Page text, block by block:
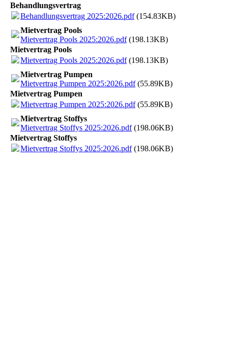
Behandlungsvertrag
Behandlungsvertrag 2025:2026.pdf(154.83KB)
Mietvertrag Pools
Mietvertrag Pools 2025:2026.pdf(198.13KB)
Mietvertrag Pools
Mietvertrag Pools 2025:2026.pdf(198.13KB)
Mietvertrag Pumpen
Mietvertrag Pumpen 2025:2026.pdf(55.89KB)
Mietvertrag Pumpen
Mietvertrag Pumpen 2025:2026.pdf(55.89KB)
Mietvertrag Stoffys
Mietvertrag Stoffys 2025:2026.pdf(198.06KB)
Mietvertrag Stoffys
Mietvertrag Stoffys 2025:2026.pdf(198.06KB)